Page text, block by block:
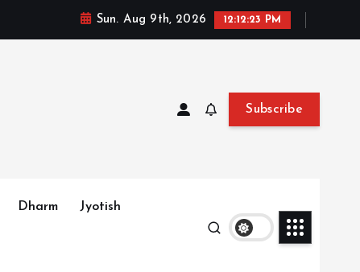
Sun. Aug 9th, 2026 12:12:25 PM
Subscribe
Dharm Jyotish